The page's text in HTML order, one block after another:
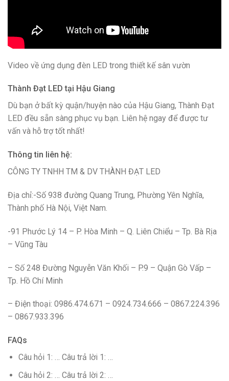
Video về ứng dụng đèn LED trong thiết kế sân vườn
Thành Đạt LED tại Hậu Giang
Dù bạn ở bất kỳ quận/huyện nào của Hậu Giang, Thành Đạt
LED đều sẵn sàng phục vụ bạn. Liên hệ ngay để được tư
vấn và hỗ trợ tốt nhất!
Thông tin liên hệ:
CÔNG TY TNHH TM & DV THÀNH ĐẠT LED
Địa chỉ:-Số 938 đường Quang Trung, Phường Yên Nghĩa,
Thành phố Hà Nội, Việt Nam.
-91 Phước Lý 14 – P. Hòa Minh – Q. Liên Chiểu – Tp. Bà Rịa
– Vũng Tàu
– Số 248 Đường Nguyễn Văn Khối – P.9 – Quận Gò Vấp –
Tp. Hồ Chí Minh
– Điện thoại: 0986.474.671 – 0924.734.666 – 0867.224.396
– 0867.933.396
FAQs
Câu hỏi 1: … Câu trả lời 1: …
Câu hỏi 2: … Câu trả lời 2: …